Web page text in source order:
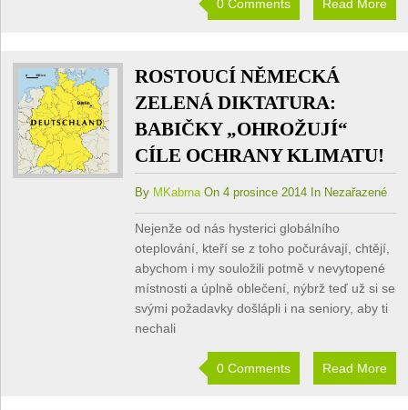
0 Comments Read More
ROSTOUCÍ NĚMECKÁ
ZELENÁ DIKTATURA:
BABIČKY „OHROŽUJÍ“
CÍLE OCHRANY KLIMATU!
By MKabrnaOn 4 prosince 2014 In Nezařazené
Nejenže od nás hysterici globálního
oteplování, kteří se z toho počurávají, chtějí,
abychom i my souložili potmě v nevytopené
místnosti a úplně oblečení, nýbrž teď už si se
svými požadavky došlápli i na seniory, aby ti
nechali
0 Comments Read More